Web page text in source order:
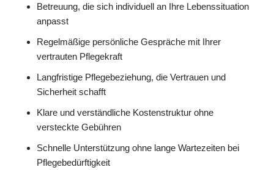
Betreuung, die sich individuell an Ihre Lebenssituation
anpasst
Regelmäßige persönliche Gespräche mit Ihrer
vertrauten Pflegekraft
Langfristige Pflegebeziehung, die Vertrauen und
Sicherheit schafft
Klare und verständliche Kostenstruktur ohne
versteckte Gebühren
Schnelle Unterstützung ohne lange Wartezeiten bei
Pflegebedürftigkeit